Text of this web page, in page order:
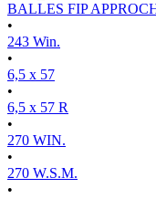
BALLES FIP
•
243 Win.
•
6,5 x 57
•
6,5 x 57 R
•
270 WIN.
•
270 W.S.M.
•